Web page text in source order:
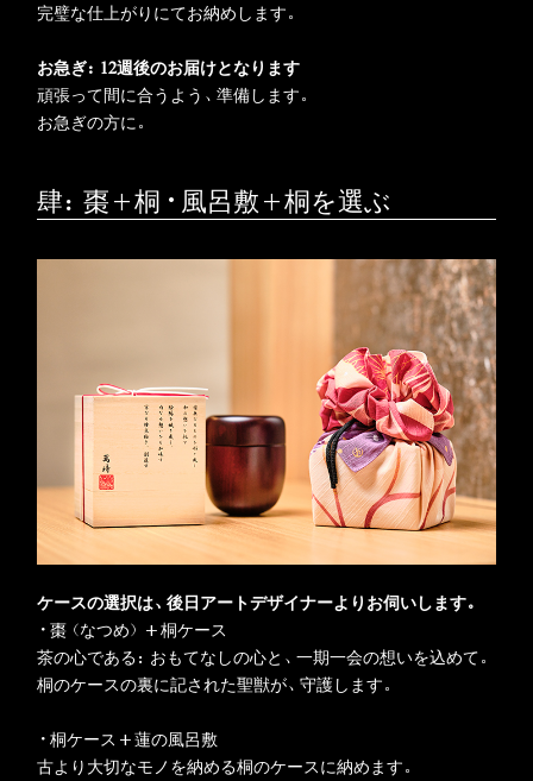
完璧な仕上がりにてお納めします。
お急ぎ：12週後のお届けとなります
頑張って間に合うよう、準備します。
お急ぎの方に。
肆：棗+桐・風呂敷+桐を選ぶ
ケースの選択は、後日アートデザイナーよりお伺いします。
・棗（なつめ）+桐ケース
茶の心である：おもてなしの心と、一期一会の想いを込めて。
桐のケースの裏に記された聖獣が、守護します。
・桐ケース+蓮の風呂敷
古より大切なモノを納める桐のケースに納めます。